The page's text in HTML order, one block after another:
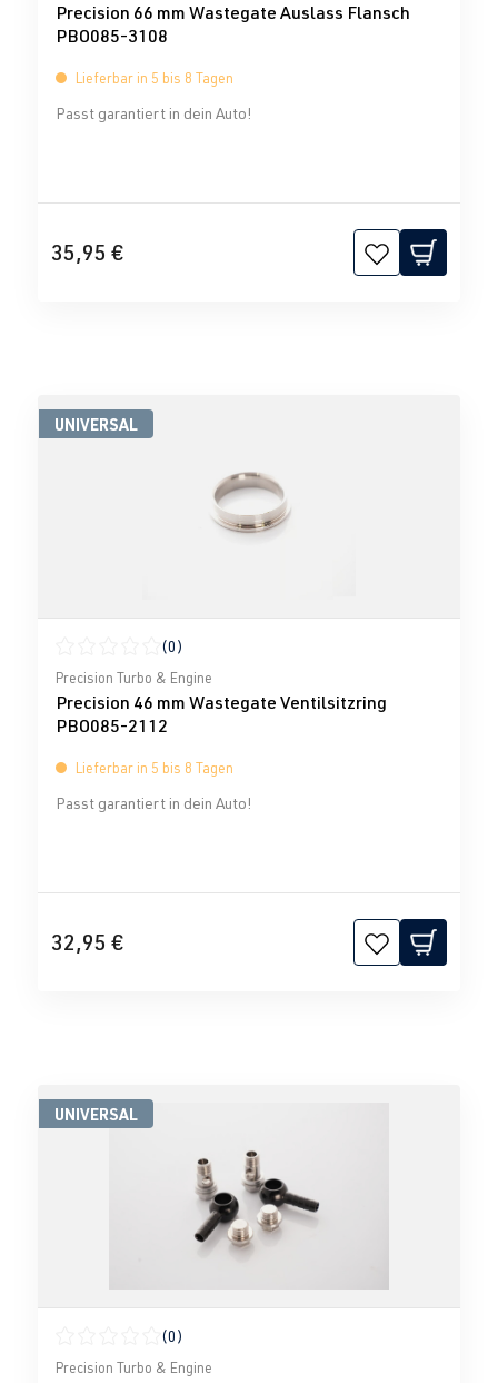
Precision 66 mm Wastegate Auslass Flansch
PBO085-3108
Lieferbar in 5 bis 8 Tagen
Passt garantiert in dein Auto!
35,95 €
UNIVERSAL
Durchschnittliche Bewertung von 0 von 5 Sternen
(0)
Precision Turbo & Engine
Precision 46 mm Wastegate Ventilsitzring
PBO085-2112
Lieferbar in 5 bis 8 Tagen
Passt garantiert in dein Auto!
32,95 €
UNIVERSAL
Durchschnittliche Bewertung von 0 von 5 Sternen
(0)
Precision Turbo & Engine